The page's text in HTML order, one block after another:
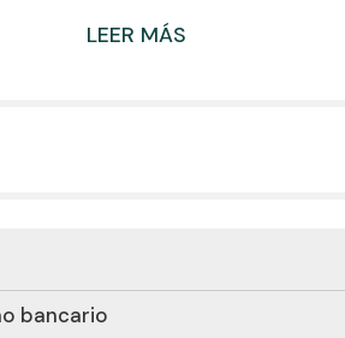
bancario
devolución de los intereses pagados de
LEER MÁS